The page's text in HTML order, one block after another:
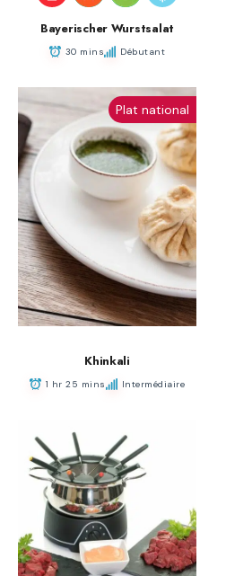
Bayerischer Wurstsalat
30 mins Débutant
Plat national
Khinkali
1 hr 25 mins Intermédiaire